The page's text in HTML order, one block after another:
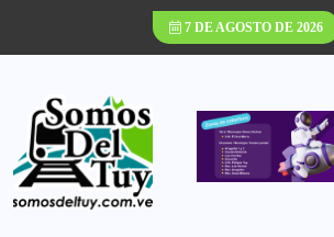
7 DE AGOSTO DE 2026